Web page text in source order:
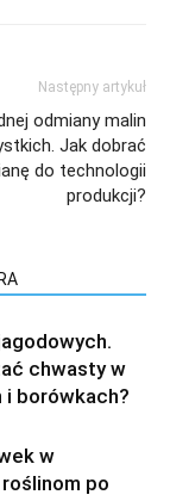
Następny artykuł
odmiany malin
Jak dobrać
do technologii
produkcji?
chwasty w
i borówkach?
w
po